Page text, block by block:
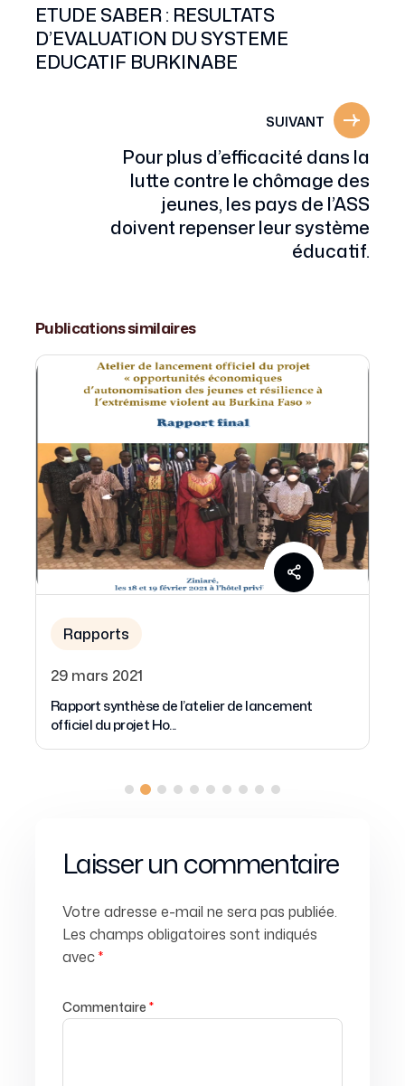
ETUDE SABER : RESULTATS
D’EVALUATION DU SYSTEME
EDUCATIF BURKINABE
SUIVANT
Pour plus d’efficacité dans la
lutte contre le chômage des
jeunes, les pays de l’ASS
doivent repenser leur système
éducatif.
Publications similaires
Rapports
29 mars 2021
Rapport synthèse de l’atelier de lancement
officiel du projet Ho...
Laisser un commentaire
Votre adresse e-mail ne sera pas publiée.
Les champs obligatoires sont indiqués
avec*
Commentaire *